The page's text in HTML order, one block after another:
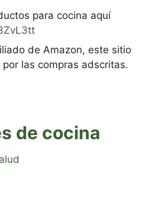
para cocina aquí
de Amazon, este sitio
las compras adscritas.
de cocina